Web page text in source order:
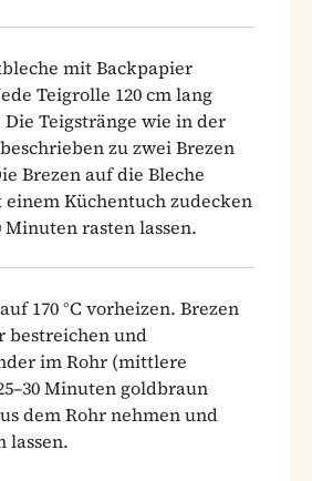
mit Backpapier
Teigrolle 120 cm lang
Teigstränge wie in der
zu zwei Brezen
Brezen auf die Bleche
Küchentuch zudecken
Minuten rasten lassen.
170 °C vorheizen. Brezen
bestreichen und
im Rohr (mittlere
Minuten goldbraun
dem Rohr nehmen und
lassen.